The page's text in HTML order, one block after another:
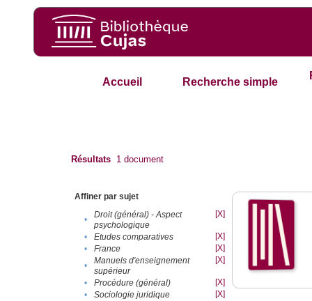
Accueil Recherche simple
Résultats 1 document
Affiner par sujet
•
Droit (général) - Aspect
psychologique
[X]
• Etudes comparatives
[X]
•
France
[X]
•
Manuels d'enseignement
supérieur
[X]
• Procédure (général)
[X]
•
Sociologie juridique
[X]